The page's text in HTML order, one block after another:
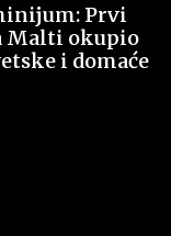
Prvi
Malti okupio
i domaće